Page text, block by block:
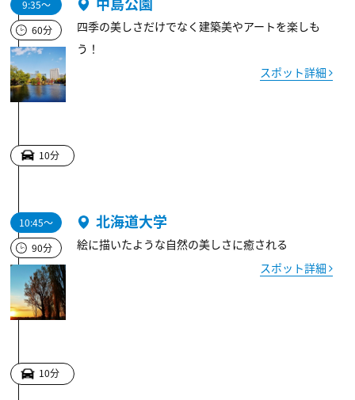
9:35～
60分
四季の美しさだけでなく建築美やアートを楽しも
う！
スポット詳細
10分
10:45～
90分
北海道大学
絵に描いたような自然の美しさに癒される
スポット詳細
10分